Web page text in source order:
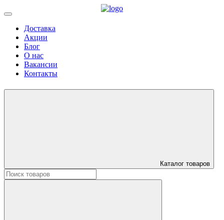
Доставка
Акции
Блог
О нас
Вакансии
Контакты
Каталог товаров
Искать: